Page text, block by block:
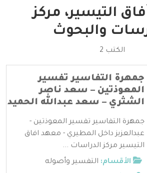
التيسير، مركز
والبحوث
الكتب 2
جمهرة التفاسير تفسير
المعوذتين – سعد ناصر
الشثري – سعد عبدالله الحميد
جمهرة التفاسير تفسير المعوذتين -
عبدالعزيز داخل المطيري - معهد افاق
التيسير مركز الدراسات ...
الأقسام: التفسير وأصوله